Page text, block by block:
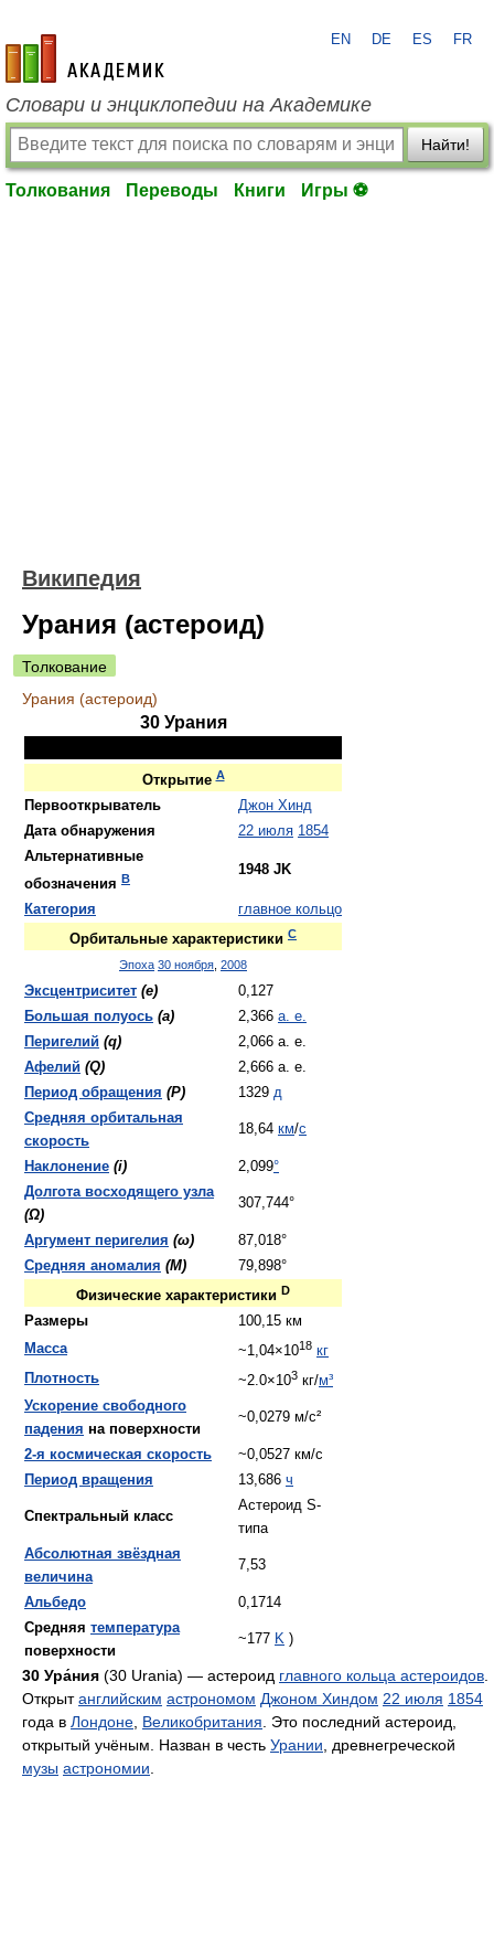
academic.ru
EN DE ES FR
Словари и энциклопедии на Академике
Найти!
Толкования Переводы Книги Игры ⚽
Википедия
Урания (астероид)
Толкование
Урания (астероид)
30 Урания
ОткрытиеA
Первооткрыватель
Джон Хинд
Дата обнаружения
22 июля 1854
Альтернативные
обозначения B
1948 JK
Категория
главное кольцо
Орбитальные характеристики C
Эпоха 30 ноября 2008
Эксцентриситет (e)
0,127
Большая полуось (a) 2,366 а. е.
Перигелий (q)
2,066 а. е.
Афелий (Q)
2,666 а. е.
Период обращения (P) 1329 д
Средняя орбитальная
скорость
18,64 км/с
Наклонение (i) 2,099°
Долгота восходящего узла
(Ω)
307,744°
Аргумент перигелия (ω)
87,018°
Средняя аномалия (M)
79,898°
Физические характеристики D
Размеры
100,15 км
Масса
~1,04×1018 кг
Плотность
~2.0×103 кг/м³
Ускорение свободного
падения на поверхности
~0,0279 м/с²
2-я космическая скорость
~0,0527 км/с
Период вращения
13,686 ч
Спектральный класс
Астероид S-
типа
Абсолютная звёздная
величина
7,53
Альбедо
0,1714
Средняя температура
поверхности
~177 K )
30 Ура́ния (30 Urania) — астероид главного кольца астероидов
Открытанглийским астрономом Джоном Хиндом 22 июля 1854
года в Лондоне Великобритания . Это последний астероид,
открытый учёным. Назван в честь Урании , древнегреческой
музы астрономии